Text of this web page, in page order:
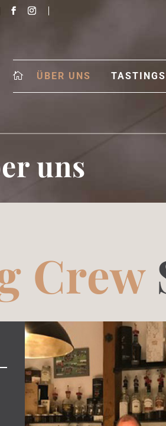
ÜBER UNS TASTINGS
uns
Crew